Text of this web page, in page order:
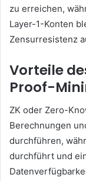
zu erreichen,
Layer-1-Konten
Zensurresistenz
Vorteile
Proof-
ZK oder Zero-
Berechnungen
durchführen,
durchführt und